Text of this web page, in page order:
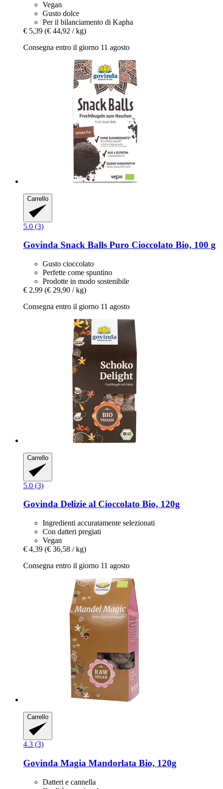
Vegan
Gusto dolce
Per il bilanciamento di Kapha
€ 5,39 (€ 44,92 / kg)
Consegna entro il giorno 11 agosto
Carrello
5.0 (3)
Govinda Snack Balls Puro Cioccolato Bio, 100 g
Gusto cioccolato
Perfette come spuntino
Prodotte in modo sostenibile
€ 2,99 (€ 29,90 / kg)
Consegna entro il giorno 11 agosto
Carrello
5.0 (3)
Govinda Delizie al Cioccolato Bio, 120g
Ingredienti accuratamente selezionati
Con datteri pregiati
Vegan
€ 4,39 (€ 36,58 / kg)
Consegna entro il giorno 11 agosto
Carrello
4.3 (3)
Govinda Magia Mandorlata Bio, 120g
Datteri e cannella